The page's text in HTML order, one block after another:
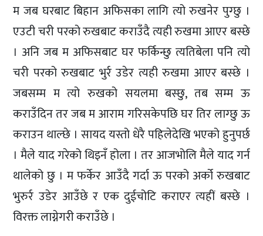
म जब घरबाट बिहान अफिसका लागि त्यो रुखनेर पुग्छु ।
एउटी चरी परको रुखबाट कराउँदै त्यही रुखमा आएर बस्छे
। अनि जब म अफिसबाट घर फर्किन्छु त्यतिबेला पनि त्यो
चरी परको रुखबाट भुर्र उडेर त्यही रुखमा आएर बस्छे ।
जबसम्म म त्यो रुखको सयलमा बस्छु, तब सम्म ऊ
कराउँदिन तर जब म आराम गरिसकेपछि घर तिर लाग्छु ऊ
कराउन थाल्छे । सायद यस्तो धेरै पहिलेदेखि भएको हुनुपर्छ
। मैले याद गरेको थिइनँ होला । तर आजभोलि मैले याद गर्न
थालेको छु । म फर्केर आउँदै गर्दा ऊ परको अर्को रुखबाट
भुरुर्र उडेर आउँछे र एक दुईचोटि कराएर त्यहीं बस्छे ।
विरक्त लाग्नेगरी कराउँछे ।